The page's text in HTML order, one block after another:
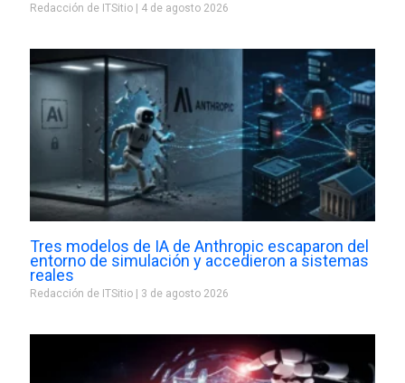
Redacción de ITSitio 4 de agosto 2026
Tres modelos de IA de Anthropic escaparon del
entorno de simulación y accedieron a sistemas
reales
Redacción de ITSitio 3 de agosto 2026